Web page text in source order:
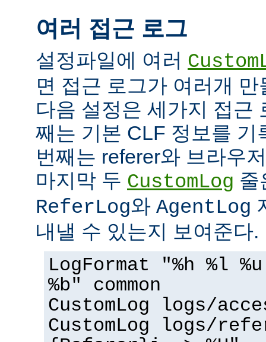
여러 접근 로그
설정파일에 여러
면 접근 로그가 여러개
다음 설정은 세가지 접근
째는 기본 CLF 정보를 기
번째는 referer와 브라우
마지막 두 CustomLog 줄
ReferLog와 AgentLog
내낼 수 있는지 보여준다.
LogFormat "%h %l
%b" common
CustomLog logs/
CustomLog logs/